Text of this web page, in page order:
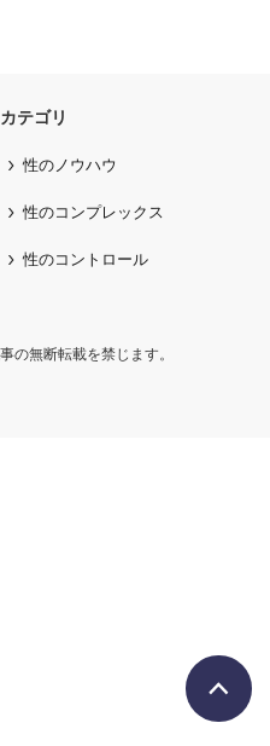
カテゴリ
性のノウハウ
性のコンプレックス
性のコントロール
の無断転載を禁じます。